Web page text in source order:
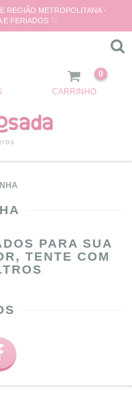
REGIÃO METROPOLITANA -
E FERIADOS ♡
CARRINHO
0
PARA SUA
TENTE COM